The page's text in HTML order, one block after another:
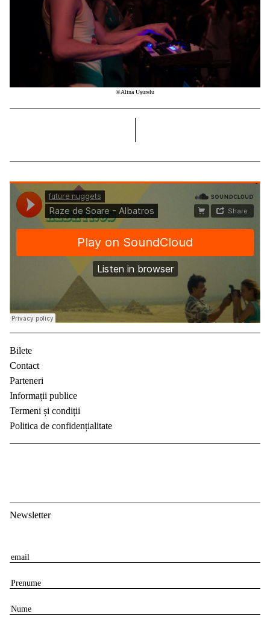
©Alina Ușurelu
Bilete
Contact
Parteneri
Informații publice
Termeni și condiții
Politica de confidențialitate
Newsletter
E
a
i
l
P
eN